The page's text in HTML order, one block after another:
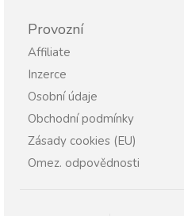
Provozní
Affiliate
Inzerce
Osobní údaje
Obchodní podmínky
Zásady cookies (EU)
Omez. odpovědnosti